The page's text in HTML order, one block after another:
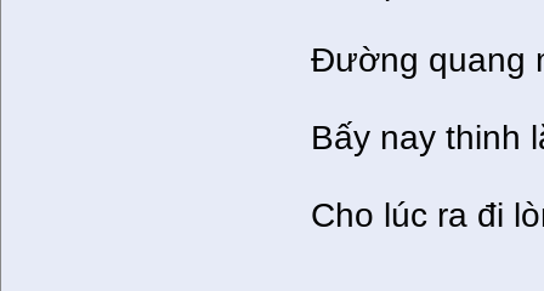
Đường quang
Bấy nay thinh
Cho lúc ra đi